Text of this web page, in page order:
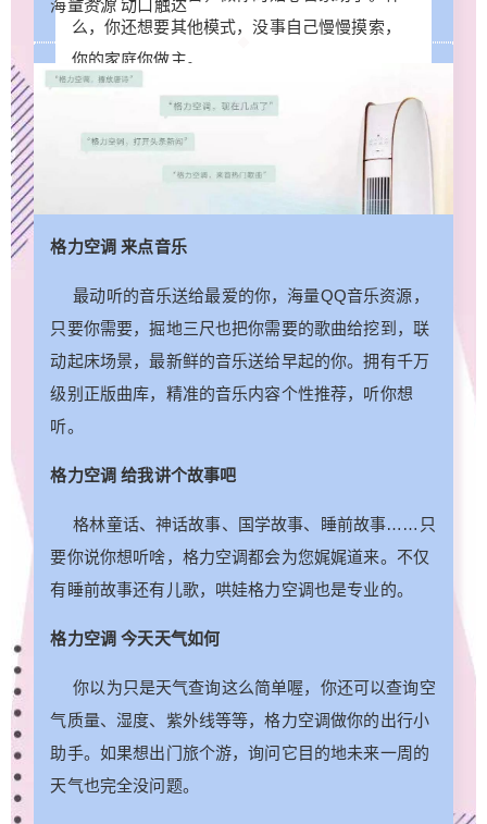
么，你还想要其他模式，没事自己慢慢摸索，
你的家庭你做主。
海量资源 动口触达
格力空调 来点音乐
最动听的音乐送给最爱的你，海量QQ音乐资源，
只要你需要，掘地三尺也把你需要的歌曲给挖到，联
动起床场景，最新鲜的音乐送给早起的你。拥有千万
级别正版曲库，精准的音乐内容个性推荐，听你想
听。
格力空调 给我讲个故事吧
格林童话、神话故事、国学故事、睡前故事……只
要你说你想听啥，格力空调都会为您娓娓道来。不仅
有睡前故事还有儿歌，哄娃格力空调也是专业的。
格力空调 今天天气如何
你以为只是天气查询这么简单喔，你还可以查询空
气质量、湿度、紫外线等等，格力空调做你的出行小
助手。如果想出门旅个游，询问它目的地未来一周的
天气也完全没问题。
忘记密码？